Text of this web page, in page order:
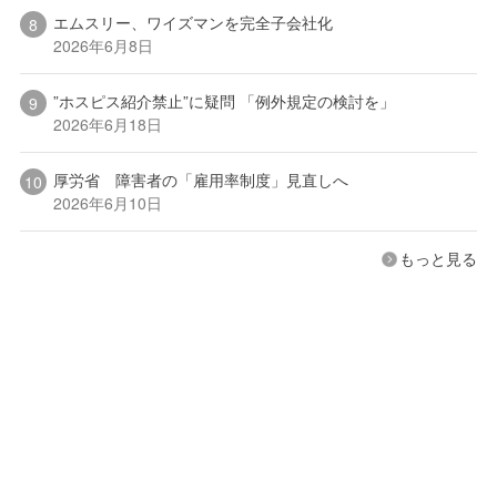
エムスリー、ワイズマンを完全子会社化
2026年6月8日
”ホスピス紹介禁止”に疑問 「例外規定の検討を」
2026年6月18日
厚労省 障害者の「雇用率制度」見直しへ
2026年6月10日
もっと見る